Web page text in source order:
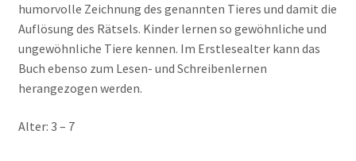
humorvolle Zeichnung des genannten Tieres und damit die
Auflösung des Rätsels. Kinder lernen so gewöhnliche und
ungewöhnliche Tiere kennen. Im Erstlesealter kann das
Buch ebenso zum Lesen- und Schreibenlernen
herangezogen werden.
Alter: 3 – 7